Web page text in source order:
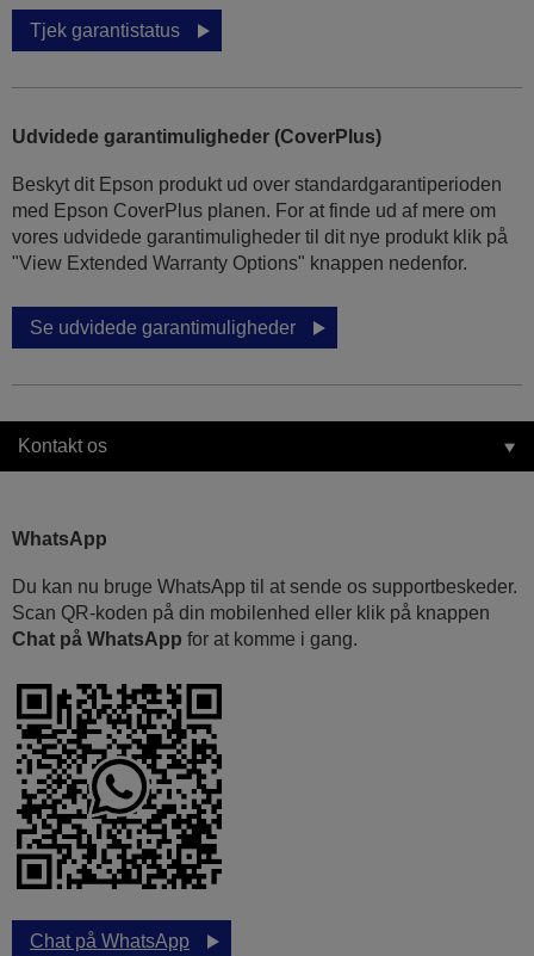
Tjek garantistatus
Udvidede garantimuligheder (CoverPlus)
Beskyt dit Epson produkt ud over standardgarantiperioden
med Epson CoverPlus planen. For at finde ud af mere om
vores udvidede garantimuligheder til dit nye produkt klik på
"View Extended Warranty Options" knappen nedenfor.
Se udvidede garantimuligheder
Kontakt os
WhatsApp
Du kan nu bruge WhatsApp til at sende os supportbeskeder.
Scan QR-koden på din mobilenhed eller klik på knappen
Chat på WhatsApp for at komme i gang.
Chat på WhatsApp